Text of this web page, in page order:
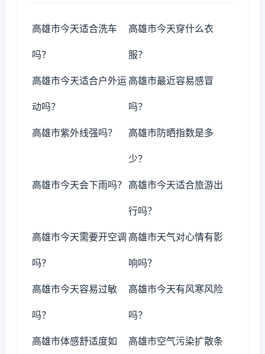
高雄市今天适合洗车
吗？
高雄市今天穿什么衣
服？
高雄市今天适合户外运
动吗？
高雄市最近容易感冒
吗？
高雄市紫外线强吗？ 高雄市防晒指数是多
少？
高雄市今天会下雨吗？ 高雄市今天适合旅游出
行吗？
高雄市今天需要开空调
吗？
高雄市天气对心情有影
响吗？
高雄市今天容易过敏
吗？
高雄市今天有风寒风险
吗？
高雄市体感舒适度如 高雄市空气污染扩散条